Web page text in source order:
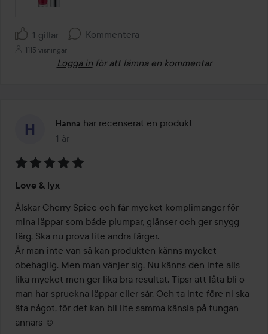
1 gillar Kommentera
1115 visningar
Logga in för att lämna en kommentar
Hanna har recenserat en produkt
1 år
Inlägget skapades 1 år
5
av
5
Love & lyx
Älskar Cherry Spice och får mycket komplimanger för
mina läppar som både plumpar, glänser och ger snygg
färg. Ska nu prova lite andra färger.
Är man inte van så kan produkten känns mycket
obehaglig. Men man vänjer sig. Nu känns den inte alls
lika mycket men ger lika bra resultat. Tipsr att låta bli o
man har spruckna läppar eller sår. Och ta inte före ni ska
äta något, för det kan bli lite samma känsla på tungan
annars ☺️